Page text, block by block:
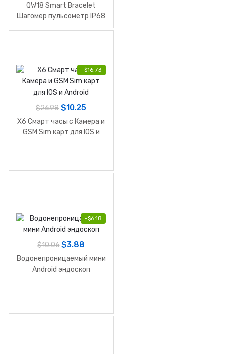
QW18 Smart Bracelet
Шагомер пульсометр IP68
водостойкий
-$16.73
$26.98 $10.25
X6 Смарт часы с Камера и
GSM Sim карт для IOS и
-$6.18
$10.06 $3.88
Водонепроницаемый мини
Android эндоскоп